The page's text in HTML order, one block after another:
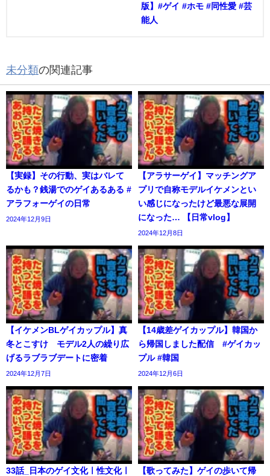
版】#ゲイ #ホモ #同性愛 #芸
能人
未分類の関連記事
【実録】その行動、実はバレて
るかも？銭湯でのゲイあるある #
アラフォーゲイの日常
2024年12月9日
【アラサーゲイ】マッチングア
プリで自称モデルイケメンとい
い感じになったけど最悪な展開
になった… 【日常vlog】
2024年12月8日
【イケメンBLゲイカップル】真
冬とこすけ モデル2人の繰り広
げるラブラブデートに密着
2024年12月7日
【14歳差ゲイカップル】韓国か
ら帰国しました配信 #ゲイカッ
プル #韓国
2024年12月6日
33話_日本のゲイ文化ㅣ性文化ㅣ
【歌ってみた】ゲイの歩いて帰